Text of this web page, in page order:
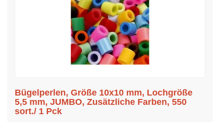
Bügelperlen, Größe 10x10 mm, Lochgröße
5,5 mm, JUMBO, Zusätzliche Farben, 550
sort./ 1 Pck